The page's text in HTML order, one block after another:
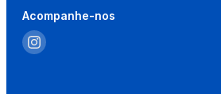
Acompanhe-nos